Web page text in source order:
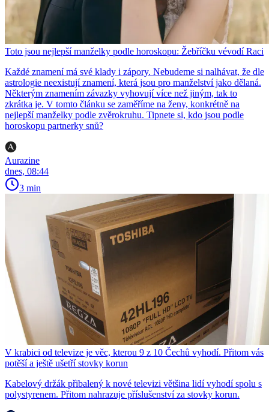
Toto jsou nejlepší manželky podle horoskopu: Žebříčku vévodí Raci
Každé znamení má své klady i zápory. Nebudeme si nalhávat, že dle
astrologie neexistují znamení, která jsou pro manželství jako dělaná.
Některým znamením závazky vyhovují více než jiným, tak to
zkrátka je. V tomto článku se zaměříme na ženy, konkrétně na
nejlepší manželky podle zvěrokruhu. Tipnete si, kdo jsou podle
horoskopu partnerky snů?
Aurazine
dnes, 08:44
3 min
V krabici od televize je věc, kterou 9 z 10 Čechů vyhodí. Přitom vás
potěší a ještě ušetří stovky korun
Kabelový držák přibalený k nové televizi většina lidí vyhodí spolu s
polystyrenem. Přitom nahrazuje příslušenství za stovky korun.